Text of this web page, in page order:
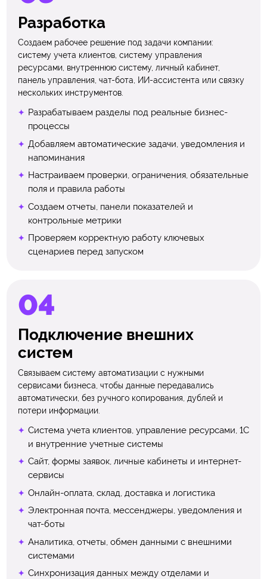
Разработка
Создаем рабочее решение под задачи компании:
систему учета клиентов, систему управления
ресурсами, внутреннюю систему, личный кабинет,
панель управления, чат-бота, ИИ-ассистента или связку
нескольких инструментов.
Разрабатываем разделы под реальные бизнес-
процессы
Добавляем автоматические задачи, уведомления и
напоминания
Настраиваем проверки, ограничения, обязательные
поля и правила работы
Создаем отчеты, панели показателей и
контрольные метрики
Проверяем корректную работу ключевых
сценариев перед запуском
Подключение внешних
систем
Связываем систему автоматизации с нужными
сервисами бизнеса, чтобы данные передавались
автоматически, без ручного копирования, дублей и
потери информации.
Система учета клиентов, управление ресурсами, 1С
и внутренние учетные системы
Сайт, формы заявок, личные кабинеты и интернет-
сервисы
Онлайн-оплата, склад, доставка и логистика
Электронная почта, мессенджеры, уведомления и
чат-боты
Аналитика, отчеты, обмен данными с внешними
системами
Синхронизация данных между отделами и